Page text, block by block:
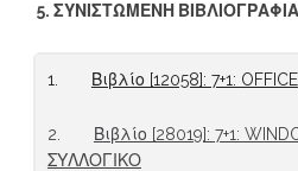
5. ΣΥΝΙΣΤΩΜΕΝΗ ΒΙΒΛΙΟΓΡΑΦΙΑ
1. Βιβλίο [12058]: 7+1: OFFICE
2. Βιβλίο [28019]: 7+1:
ΣΥΛΛΟΓΙΚΟ